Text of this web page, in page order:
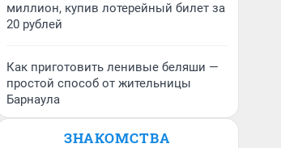
миллион, купив лотерейный билет за
20 рублей
Как приготовить ленивые беляши —
простой способ от жительницы
Барнаула
ЗНАКОМСТВА